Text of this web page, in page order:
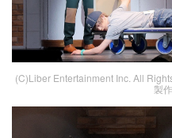
(C)Liber Entertainment Inc. All
製